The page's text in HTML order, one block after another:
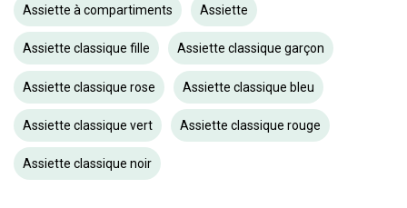
Assiette à compartiments Assiette
Assiette classique fille Assiette classique garçon
Assiette classique rose Assiette classique bleu
Assiette classique vert Assiette classique rouge
Assiette classique noir